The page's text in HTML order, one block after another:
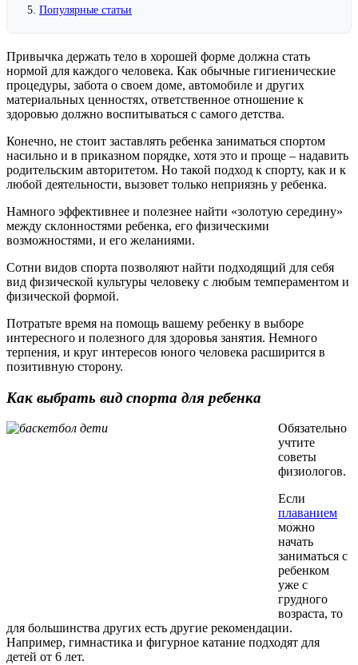
Популярные статьи
Привычка держать тело в хорошей форме должна стать
нормой для каждого человека. Как обычные гигиенические
процедуры, забота о своем доме, автомобиле и других
материальных ценностях, ответственное отношение к
здоровью должно воспитываться с самого детства.
Конечно, не стоит заставлять ребенка заниматься спортом
насильно и в приказном порядке, хотя это и проще – надавить
родительским авторитетом. Но такой подход к спорту, как и к
любой деятельности, вызовет только неприязнь у ребенка.
Намного эффективнее и полезнее найти «золотую середину»
между склонностями ребенка, его физическими
возможностями, и его желаниями.
Сотни видов спорта позволяют найти подходящий для себя
вид физической культуры человеку с любым темпераментом и
физической формой.
Потратьте время на помощь вашему ребенку в выборе
интересного и полезного для здоровья занятия. Немного
терпения, и круг интересов юного человека расширится в
позитивную сторону.
Как выбрать вид спорта для ребенка
Обязательно
учтите
советы
физиологов.
Если
плаванием
можно
начать
заниматься с
ребенком
уже с
грудного
возраста, то
для большинства других есть другие рекомендации.
Например, гимнастика и фигурное катание подходят для
детей от 6 лет.